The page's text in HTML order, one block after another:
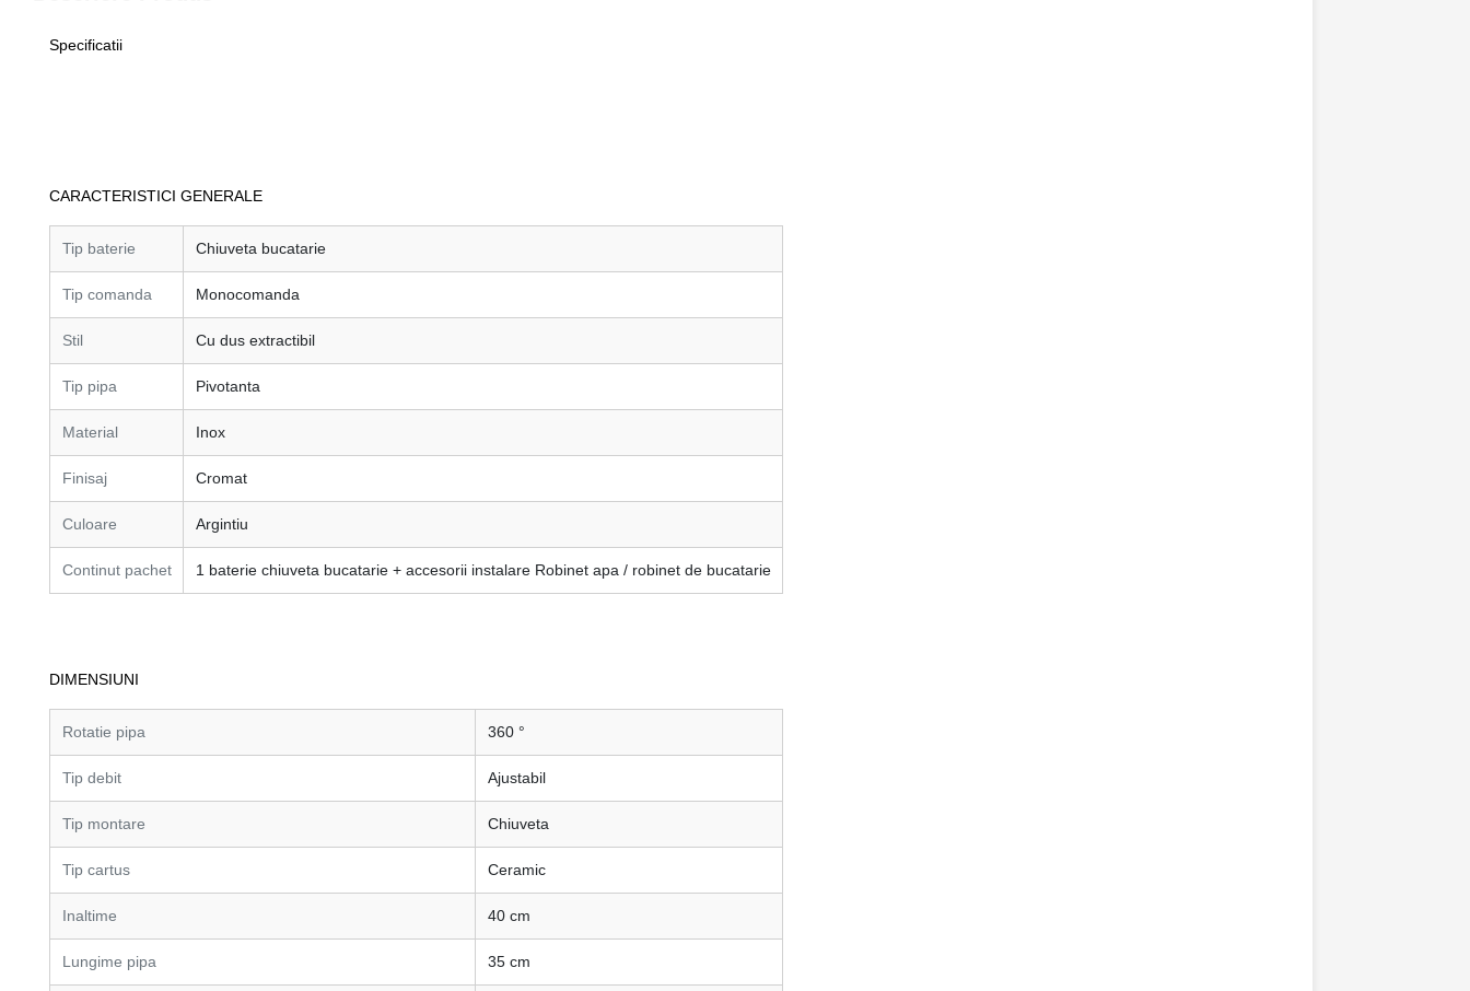
Specificatii
CARACTERISTICI GENERALE
Tip baterie Chiuveta bucatarie
Tip comanda Monocomanda
Stil Cu dus extractibil
Tip pipa Pivotanta
Material Inox
Finisaj Cromat
Culoare Argintiu
Continut pachet 1 baterie chiuveta bucatarie + accesorii instalare Robinet apa / robinet de bucatarie
DIMENSIUNI
Rotatie pipa 360 °
Tip debit Ajustabil
Tip montare Chiuveta
Tip cartus Ceramic
Inaltime 40 cm
Lungime pipa 35 cm